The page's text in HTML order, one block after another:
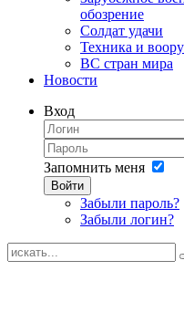
обозрение
Солдат удачи
Техника и
ВС стран мира
Новости
Вход
Запомнить меня
Войти
Забыли пароль?
Забыли логин?